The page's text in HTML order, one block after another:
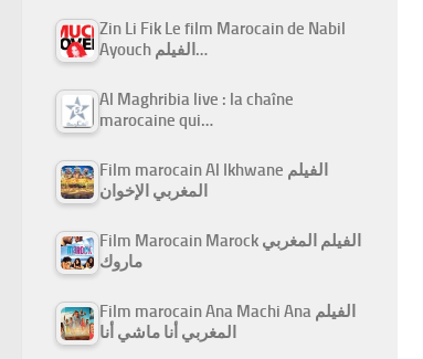
Zin Li Fik Le film Marocain de Nabil
Ayouch الفيلم…
Al Maghribia live : la chaîne
marocaine qui…
Film marocain Al Ikhwane الفيلم
المغربي الإخوان
Film Marocain Marock الفيلم المغربي
ماروك
Film marocain Ana Machi Ana الفيلم
المغربي أنا ماشي أنا